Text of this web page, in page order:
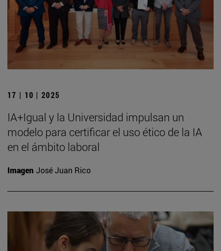
17 | 10 | 2025
IA+Igual y la Universidad impulsan un
modelo para certificar el uso ético de la IA
en el ámbito laboral
Imagen José Juan Rico